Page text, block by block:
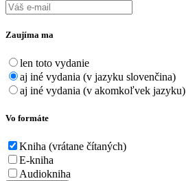
Zaujíma ma
len toto vydanie
aj iné vydania (v jazyku slovenčina)
aj iné vydania (v akomkoľvek jazyku)
Vo formáte
Kniha (vrátane čítaných)
E-kniha
Audiokniha